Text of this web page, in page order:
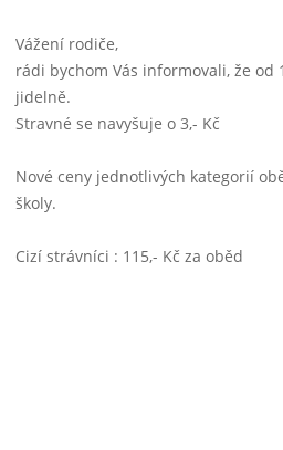
1. 4. 2019
- 13:45)
Krupicová kaše s
Plněné bram.
2. 4. 2019 (11:30 - 13:45)
Vážení rodiče,
rádi bychom Vás informovali, že od
jidelně.
Stravné se navyšuje o 3,- Kč
Nové ceny jednotlivých kategorií
školy.
Cizí strávníci : 115,- Kč za oběd